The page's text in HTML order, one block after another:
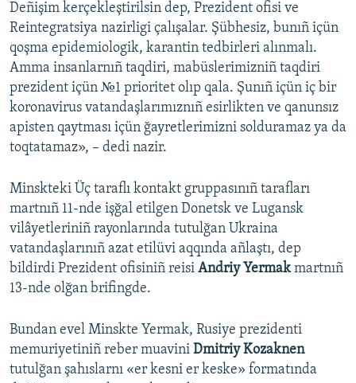
Deñişim kerçekleştirilsin dep, Prezident ofisi ve
Reintegratsiya nazirligi çalışalar. Şübhesiz, bunıñ içün
qoşma epidemiologik, karantin tedbirleri alınmalı.
Amma insanlarnıñ taqdiri, mabüslerimizniñ taqdiri
prezident içün №1 prioritet olıp qala. Şunıñ içün iç bir
koronavirus vatandaşlarımıznıñ esirlikten ve qanunsız
apisten qaytması içün ğayretlerimizni solduramaz ya da
toqtatamaz», – dedi nazir.
Minskteki Üç taraflı kontakt gruppasınıñ tarafları
martnıñ 11-nde işğal etilgen Donetsk ve Lugansk
vilâyetleriniñ rayonlarında tutulğan Ukraina
vatandaşlarınıñ azat etilüvi aqqında añlaştı, dep
bildirdi Prezident ofisiniñ reisi Andriy Yermakmartnıñ
13-nde olğan brifingde.
Bundan evel Minskte Yermak, Rusiye prezidenti
memuriyetiniñ reber muavini Dmitriy Kozaknen
tutulğan şahıslarnı «er kesni er keske» formatında